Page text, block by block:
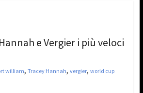
e Vergier i più veloci
william, Tracey Hannah, vergier, world cup